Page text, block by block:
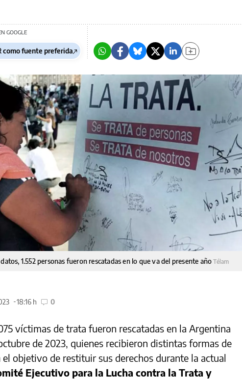
GOOGLE
como fuente preferida
1.552 personas fueron rescatadas en lo que va del presente añoTélam
18:16 h 0
víctimas de trata fueron rescatadas en la Argentina
de 2023, quienes recibieron distintas formas de
el objetivo de restituir sus derechos durante la actual
Ejecutivo para la Lucha contra la Trata y